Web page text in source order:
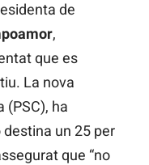
de
,
que es
La nova
(PSC), ha
un 25 per
que “no